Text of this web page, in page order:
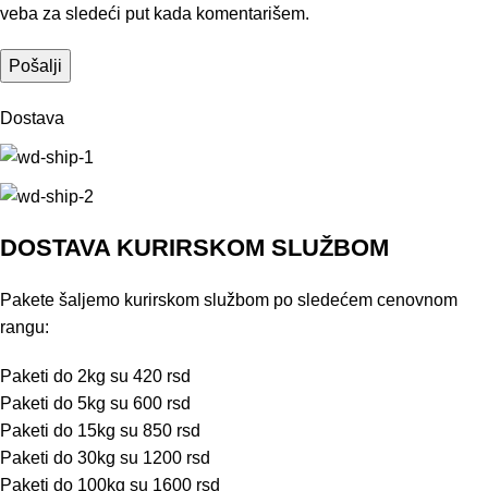
veba za sledeći put kada komentarišem.
Dostava
DOSTAVA KURIRSKOM SLUŽBOM
Pakete šaljemo kurirskom službom po sledećem cenovnom
rangu:
Paketi do 2kg su 420 rsd
Paketi do 5kg su 600 rsd
Paketi do 15kg su 850 rsd
Paketi do 30kg su 1200 rsd
Paketi do 100kg su 1600 rsd